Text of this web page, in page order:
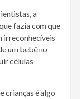
a
fazia com que
irreconhecíveis
um bebê no
células
crianças é algo